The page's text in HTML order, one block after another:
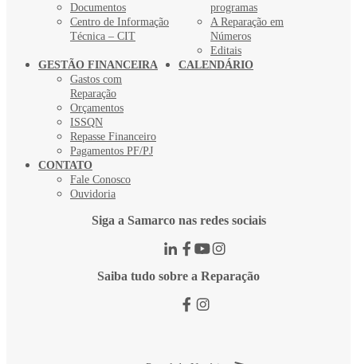
Documentos
Centro de Informação
Técnica – CIT
programas
A Reparação em
Números
Editais
GESTÃO FINANCEIRA
Gastos com
Reparação
Orçamentos
ISSQN
Repasse Financeiro
Pagamentos PF/PJ
CALENDÁRIO
CONTATO
Fale Conosco
Ouvidoria
Siga a Samarco nas redes sociais
Saiba tudo sobre a Reparação